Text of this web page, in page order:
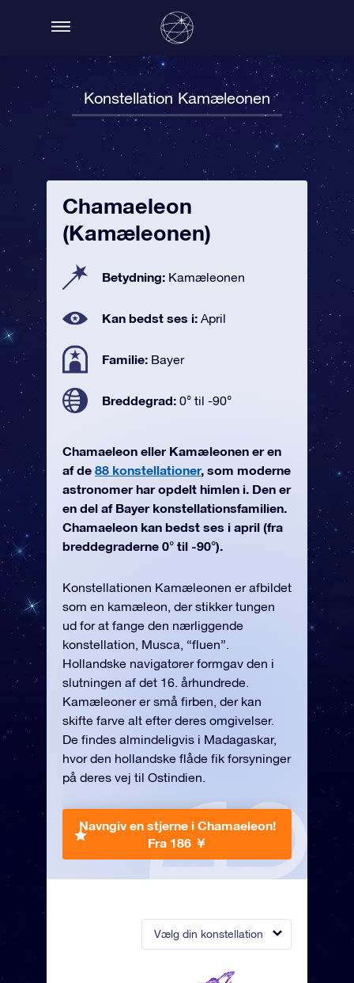
Konstellation Kamæleonen
Vælg din konstellation
Chamaeleon
(Kamæleonen)
Betydning: Kamæleonen
Kan bedst ses i: April
Familie: Bayer
Breddegrad: 0° til -90°
Chamaeleon eller Kamæleonen er en
af de 88 konstellationer, som moderne
astronomer har opdelt himlen i. Den er
en del af Bayer konstellationsfamilien.
Chamaeleon kan bedst ses i april (fra
breddegraderne 0° til -90°).
Konstellationen Kamæleonen er afbildet
som en kamæleon, der stikker tungen
ud for at fange den nærliggende
konstellation, Musca, “fluen”.
Hollandske navigatører formgav den i
slutningen af det 16. århundrede.
Kamæleoner er små firben, der kan
skifte farve alt efter deres omgivelser.
De findes almindeligvis i Madagaskar,
hvor den hollandske flåde fik forsyninger
på deres vej til Ostindien.
Navngiv en stjerne i Chamaeleon!
Fra 186 ￥